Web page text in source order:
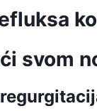
svom